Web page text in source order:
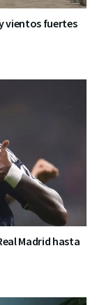
vientos fuertes
Madrid hasta